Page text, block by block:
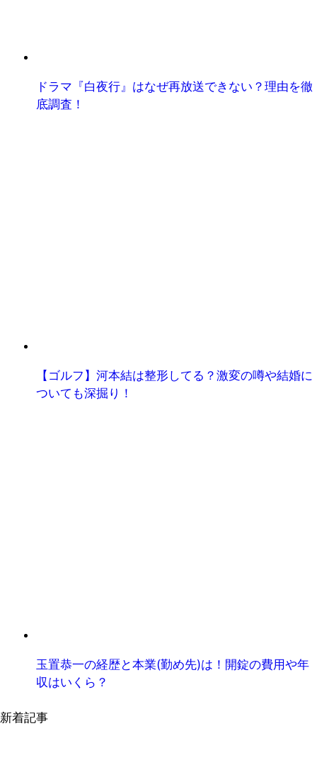
ドラマ『白夜行』はなぜ再放送できない？理由を徹
底調査！
【ゴルフ】河本結は整形してる？激変の噂や結婚に
ついても深掘り！
玉置恭一の経歴と本業(勤め先)は！開錠の費用や年
収はいくら？
新着記事